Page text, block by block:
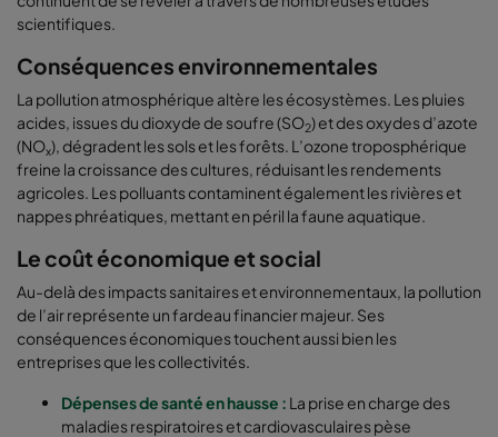
scientifiques.
Conséquences environnementales
La pollution atmosphérique altère les écosystèmes. Les pluies
acides, issues du dioxyde de soufre (SO2) et des oxydes d’azote
(NOx), dégradent les sols et les forêts. L’ozone troposphérique
freine la croissance des cultures, réduisant les rendements
agricoles. Les polluants contaminent également les rivières et
nappes phréatiques, mettant en péril la faune aquatique.
Le coût économique et social
Au-delà des impacts sanitaires et environnementaux, la pollution
de l’air représente un fardeau financier majeur. Ses
conséquences économiques touchent aussi bien les
entreprises que les collectivités.
Dépenses de santé en hausse : La prise en charge des
maladies respiratoires et cardiovasculaires pèse